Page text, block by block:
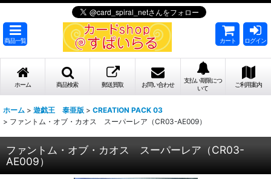
商品一覧 カート ログイン
ホーム 商品検索 郵送買取 お問い合わせ
支払い期限につ
いて
ご利用案内
ホーム > 遊戯王 泰亜版 > CREATION PACK 03
> ファントム・オブ・カオス スーパーレア（CR03-AE009）
ファントム・オブ・カオス スーパーレア（CR03-
AE009）